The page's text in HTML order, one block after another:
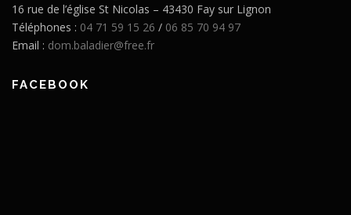
16 rue de l’église St Nicolas – 43430 Fay sur Lignon
Téléphones : 04 71 59 15 26 / 06 85 70 94 97
Email : dom.baladier@free.fr
FACEBOOK